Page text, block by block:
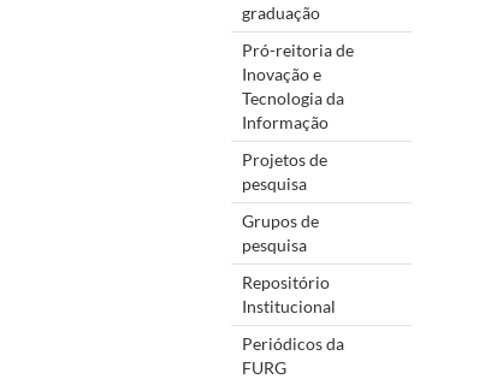
graduação
Pró-reitoria de
Inovação e
Tecnologia da
Informação
Projetos de
pesquisa
Grupos de
pesquisa
Repositório
Institucional
Periódicos da
FURG